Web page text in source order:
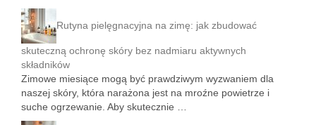
Rutyna pielęgnacyjna na zimę: jak zbudować
skuteczną ochronę skóry bez nadmiaru aktywnych
składników
Zimowe miesiące mogą być prawdziwym wyzwaniem dla
naszej skóry, która narażona jest na mroźne powietrze i
suche ogrzewanie. Aby skutecznie …